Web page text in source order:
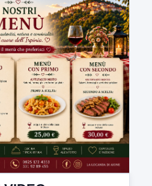
torna a riunirsi il Consiglio
Avellino....